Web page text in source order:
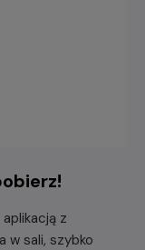
z
w sali, szybko